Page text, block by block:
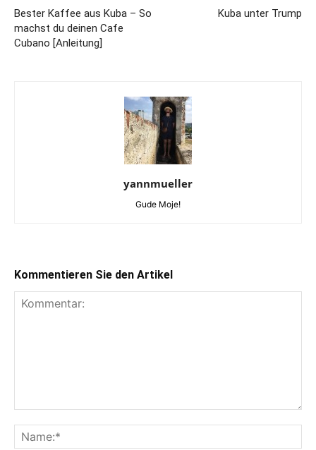
Bester Kaffee aus Kuba – So
machst du deinen Cafe
Cubano [Anleitung]
Kuba unter Trump
yannmueller
Gude Moje!
Kommentieren Sie den Artikel